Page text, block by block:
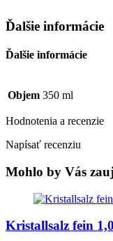
Ďalšie informácie
Ďalšie informácie
Objem 350 ml
Hodnotenia a recenzie
Napísať recenziu
Mohlo by Vás
Kristallsalz fein